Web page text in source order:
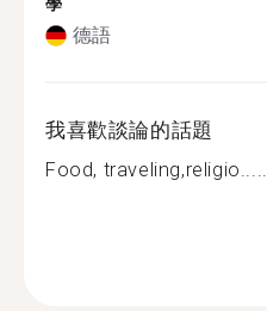
德語
我喜歡談論的話題
Food, traveling,religio.....